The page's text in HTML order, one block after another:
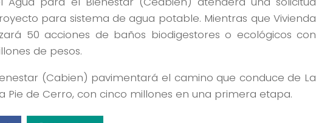
para sistema de agua potable. Mientras que Vivienda
50 acciones de baños biodigestores o ecológicos con
de pesos.
(Cabien) pavimentará el camino que conduce de La
Pie de Cerro, con cinco millones en una primera etapa.